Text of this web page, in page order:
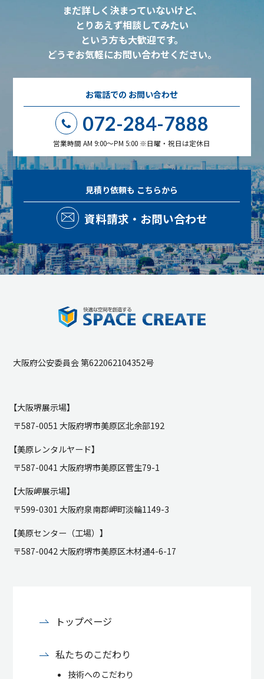
まだ詳しく決まっていないけど、
とりあえず相談してみたい
という方も大歓迎です。
どうぞお気軽にお問い合わせください。
お電話での お問い合わせ
072-284-7888
営業時間 AM 9:00～PM 5:00 ※日曜・祝日は定休日
見積り依頼も こちらから
資料請求・お問い合わせ
大阪府公安委員会 第622062104352号
【大阪堺展示場】
〒587-0051 大阪府堺市美原区北余部192
【美原レンタルヤード】
〒587-0041 大阪府堺市美原区菅生79-1
【大阪岬展示場】
〒599-0301 大阪府泉南郡岬町淡輪1149-3
【美原センター（工場）】
〒587-0042 大阪府堺市美原区木材通4-6-17
トップページ
私たちのこだわり
技術へのこだわり